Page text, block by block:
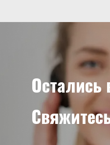
Остались